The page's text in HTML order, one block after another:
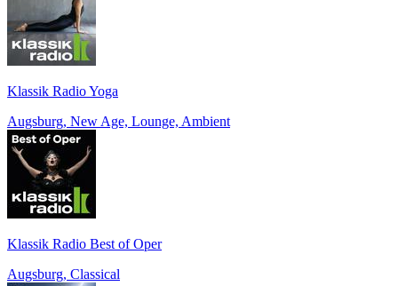
Klassik Radio Yoga
Augsburg, New Age, Lounge, Ambient
Klassik Radio Best of Oper
Augsburg, Classical